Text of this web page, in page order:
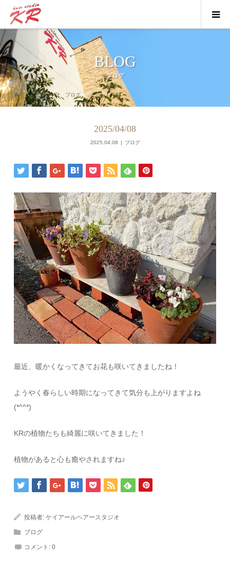
BLOG
ブログ
ブログ ブログ
2025/04/08
2025.04.08 ブログ
最近、暖かくなってきてお花も咲いてきましたね！
ようやく春らしい時期になってきて気分も上がりますよね
(*^^*)
KRの植物たちも綺麗に咲いてきました！
植物があると心も癒やされますね♪
投稿者:ケイアールヘアースタジオ
ブログ
コメント:0